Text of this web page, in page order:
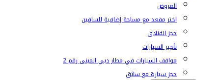
العروض
اختر مقعد مع مساحة إضافية للساقين
حجز الفنادق
تأجير السيارات
مواقف السيارات في مطار دبي المبنى رقم 2
حجز سيارة مع سائق